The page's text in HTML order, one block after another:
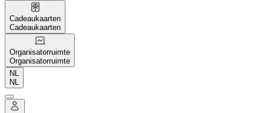
Cadeaukaarten
Cadeaukaarten
Organisatorruimte
Organisatorruimte
NL
NL